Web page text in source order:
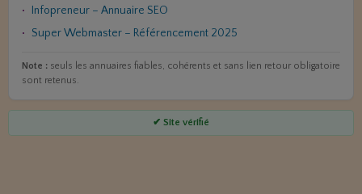
Infopreneur – Annuaire SEO
Super Webmaster – Référencement 2025
Note : seuls les annuaires fiables, cohérents et sans lien retour obligatoire
sont retenus.
✔ Site vérifié